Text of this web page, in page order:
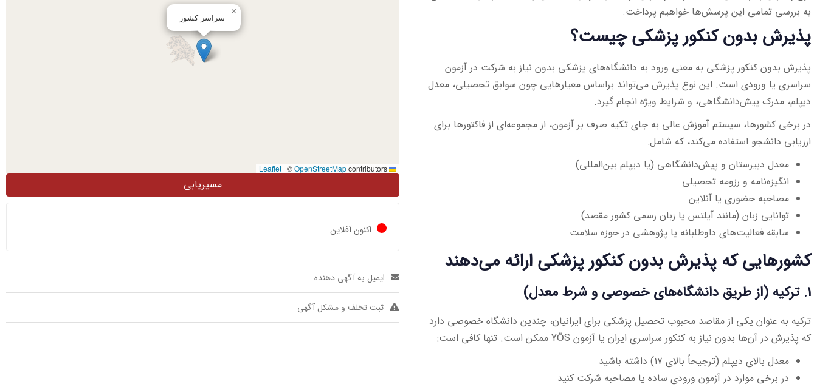
به بررسی تمامی این پرسش‌ها خواهیم پرداخت.
پذیرش بدون کنکور پزشکی چیست؟
پذیرش بدون کنکور پزشکی به معنی ورود به دانشگاه‌های پزشکی بدون نیاز به شرکت در آزمون
سراسری یا ورودی است. این نوع پذیرش می‌تواند براساس معیارهایی چون سوابق تحصیلی، معدل
دیپلم، مدرک پیش‌دانشگاهی، و شرایط ویژه انجام گیرد.
در برخی کشورها، سیستم آموزش عالی به جای تکیه صرف بر آزمون، از مجموعه‌ای از فاکتورها برای
ارزیابی دانشجو استفاده می‌کند، که شامل:
معدل دبیرستان و پیش‌دانشگاهی (یا دیپلم بین‌المللی)
انگیزه‌نامه و رزومه تحصیلی
مصاحبه حضوری یا آنلاین
توانایی زبان (مانند آیلتس یا زبان رسمی کشور مقصد)
سابقه فعالیت‌های داوطلبانه یا پژوهشی در حوزه سلامت
کشورهایی که پذیرش بدون کنکور پزشکی ارائه می‌دهند
۱. ترکیه (از طریق دانشگاه‌های خصوصی و شرط معدل)
ترکیه به عنوان یکی از مقاصد محبوب تحصیل پزشکی برای ایرانیان، چندین دانشگاه خصوصی دارد
که پذیرش در آن‌ها بدون نیاز به کنکور سراسری ایران یا آزمون YÖS ممکن است. تنها کافی است:
معدل بالای دیپلم (ترجیحاً بالای ۱۷) داشته باشید
در برخی موارد در آزمون ورودی ساده یا مصاحبه شرکت کنید
سراسر کشور
×
| ©OpenStreetMapcontributors
مسیریابی
اکنون آفلاین
ایمیل به آگهی دهنده
ثبت تخلف و مشکل آگهی